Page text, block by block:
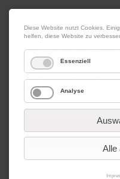
07. August 2026
Werbung
Diese Website nutzt Cookies.
helfen, diese Website zu
Essenziell
Analyse
Alle